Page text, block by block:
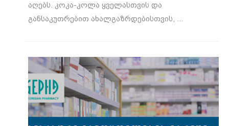
აღებს. კოკა-კოლა ყველასთვის და
განსაკუთრებით ახალგაზრდებისთვის, ...